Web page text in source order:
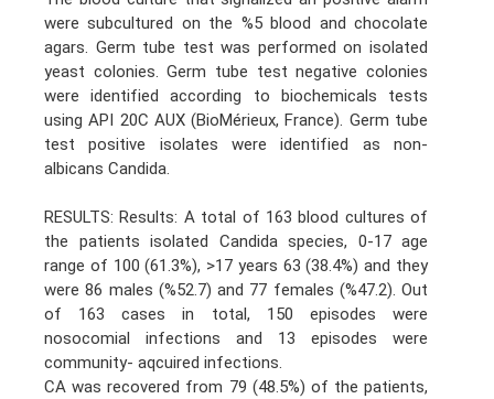
were subcultured on the %5 blood and chocolate
agars. Germ tube test was performed on isolated
yeast colonies. Germ tube test negative colonies
were identified according to biochemicals tests
using API 20C AUX (BioMérieux, France). Germ tube
test positive isolates were identified as non-
albicans Candida.
RESULTS: Results: A total of 163 blood cultures of
the patients isolated Candida species, 0-17 age
range of 100 (61.3%), >17 years 63 (38.4%) and they
were 86 males (%52.7) and 77 females (%47.2). Out
of 163 cases in total, 150 episodes were
nosocomial infections and 13 episodes were
community- aqcuired infections.
CA was recovered from 79 (48.5%) of the patients,